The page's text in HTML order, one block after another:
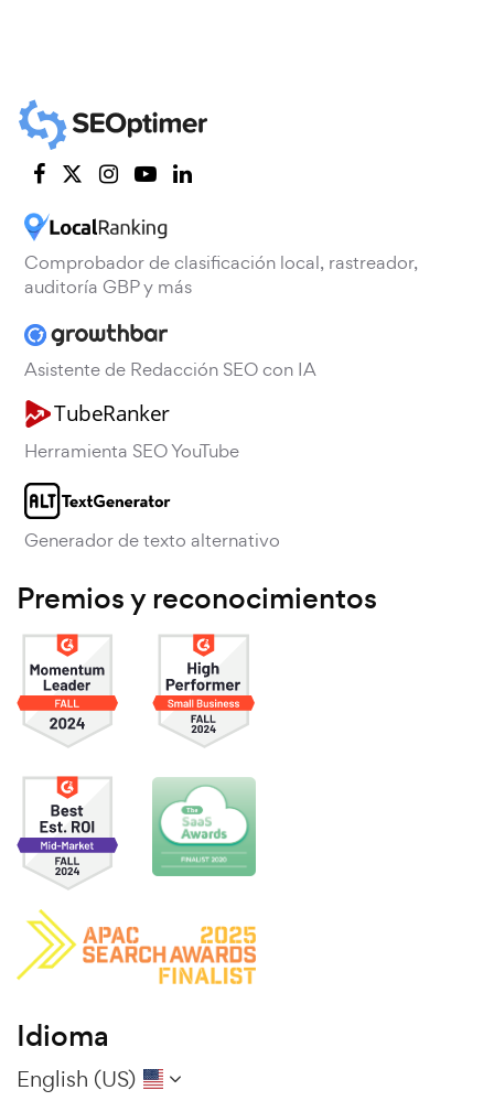
Comprobador de clasificación local, rastreador,
auditoría GBP y más
Asistente de Redacción SEO con IA
Herramienta SEO YouTube
Generador de texto alternativo
Premios y reconocimientos
Idioma
English (US)